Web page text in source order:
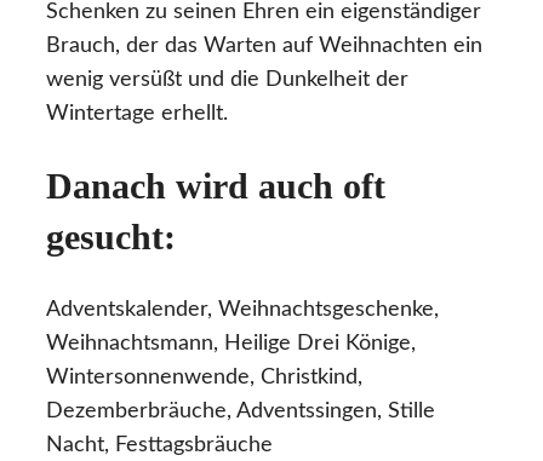
Schenken zu seinen Ehren ein eigenständiger
Brauch, der das Warten auf Weihnachten ein
wenig versüßt und die Dunkelheit der
Wintertage erhellt.
Danach wird auch oft
gesucht:
Adventskalender, Weihnachtsgeschenke,
Weihnachtsmann, Heilige Drei Könige,
Wintersonnenwende, Christkind,
Dezemberbräuche, Adventssingen, Stille
Nacht, Festtagsbräuche